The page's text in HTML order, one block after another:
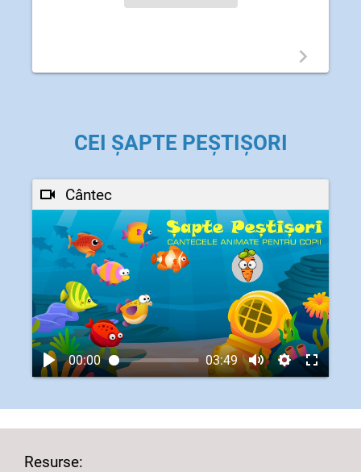
CEI ȘAPTE PEȘTIȘORI
Cântec
00:00 03:49
Resurse: